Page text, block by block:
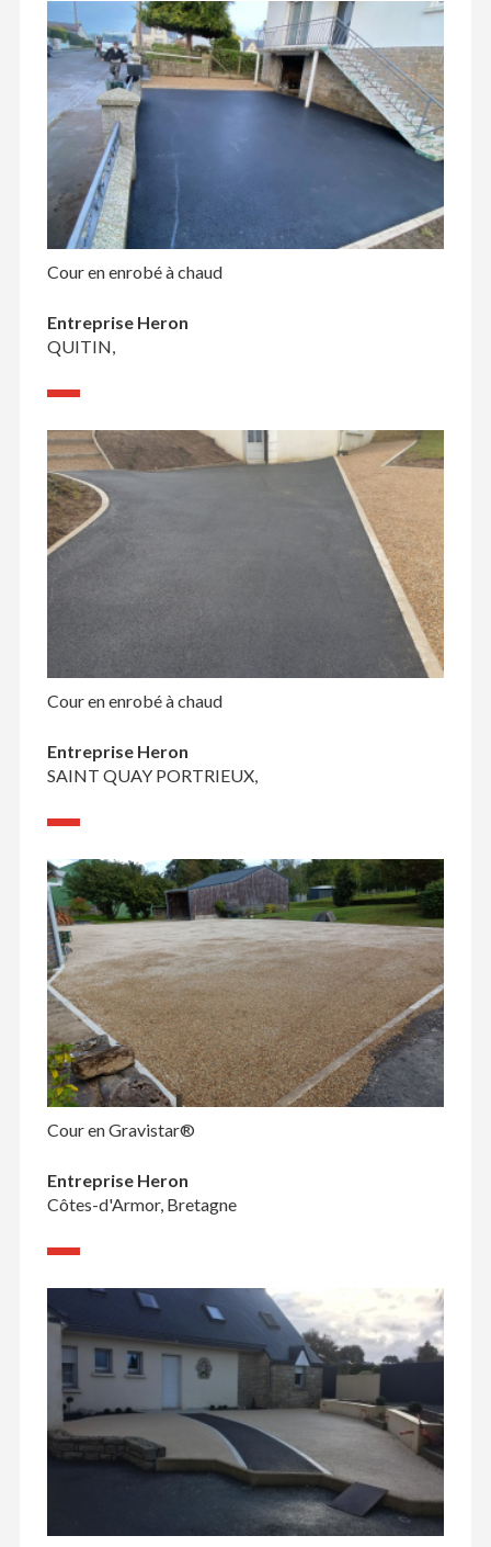
Cour en enrobé à chaud
Entreprise Heron
QUITIN,
Cour en enrobé à chaud
Entreprise Heron
SAINT QUAY PORTRIEUX,
Cour en Gravistar®
Entreprise Heron
Côtes-d'Armor, Bretagne